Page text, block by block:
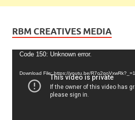
RBM CREATIVES MEDIA
Video
Code 150: Unknown error.
Download File: https://youtu.be/R7o2qoVxwRk?_=1